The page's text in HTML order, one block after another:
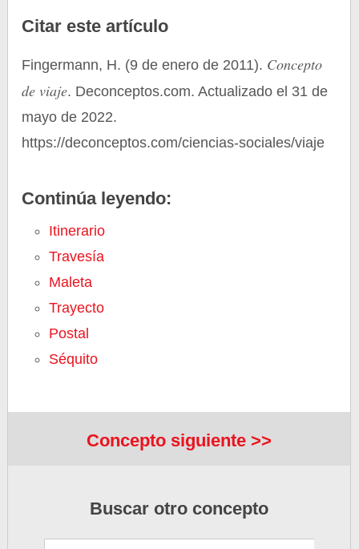
Citar este artículo
Fingermann, H. (9 de enero de 2011). Concepto
de viaje. Deconceptos.com. Actualizado el 31 de
mayo de 2022.
https://deconceptos.com/ciencias-sociales/viaje
Continúa leyendo:
Itinerario
Travesía
Maleta
Trayecto
Postal
Séquito
Concepto siguiente >>
Buscar otro concepto